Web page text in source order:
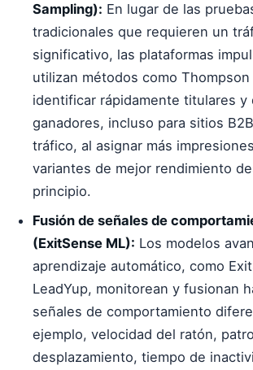
Sampling): En lugar de las
tradicionales que requieren un
significativo, las plataformas
utilizan métodos como Thompson
identificar rápidamente titulares y
ganadores, incluso para sitios
tráfico, al asignar más
variantes de mejor rendimiento
principio.
Fusión de señales de
(ExitSense ML): Los modelos
aprendizaje automático, como
LeadYup, monitorean y fusionan
señales de comportamiento
ejemplo, velocidad del ratón,
desplazamiento, tiempo de